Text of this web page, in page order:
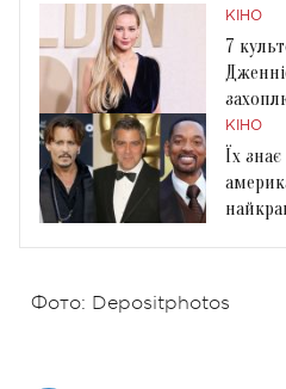
КІНО
7
КІНО
Їх
Фото: Depositphotos